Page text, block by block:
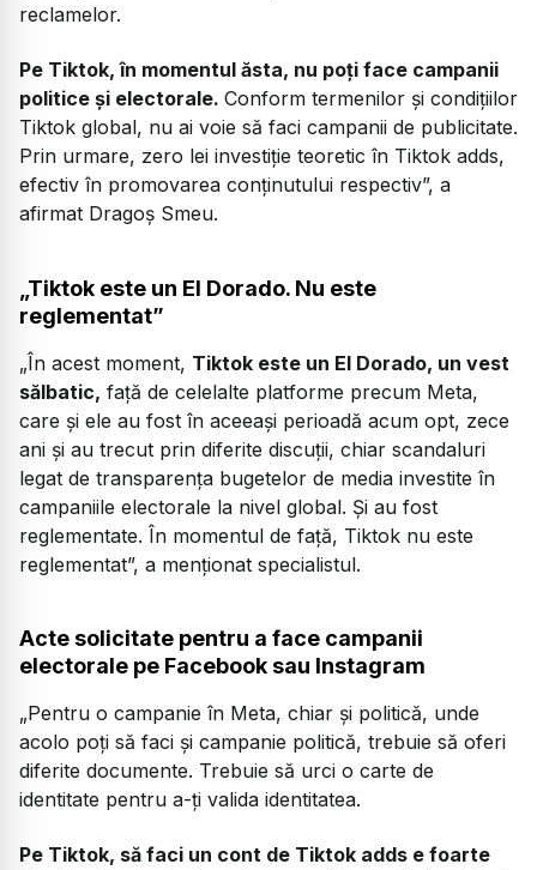
reclamelor.
Pe Tiktok, în momentul ăsta, nu poți face campanii
politice și electorale. Conform termenilor și condițiilor
Tiktok global, nu ai voie să faci campanii de publicitate.
Prin urmare, zero lei investiție teoretic în Tiktok adds,
efectiv în promovarea conținutului respectiv”, a
afirmat Dragoș Smeu.
„Tiktok este un El Dorado. Nu este
reglementat”
„În acest moment, Tiktok este un El Dorado, un vest
sălbatic, față de celelalte platforme precum Meta,
care și ele au fost în aceeași perioadă acum opt, zece
ani și au trecut prin diferite discuții, chiar scandaluri
legat de transparența bugetelor de media investite în
campaniile electorale la nivel global. Și au fost
reglementate. În momentul de față, Tiktok nu este
reglementat”, a menționat specialistul.
Acte solicitate pentru a face campanii
electorale pe Facebook sau Instagram
„Pentru o campanie în Meta, chiar și politică, unde
acolo poți să faci și campanie politică, trebuie să oferi
diferite documente. Trebuie să urci o carte de
identitate pentru a-ți valida identitatea.
Pe Tiktok, să faci un cont de Tiktok adds e foarte